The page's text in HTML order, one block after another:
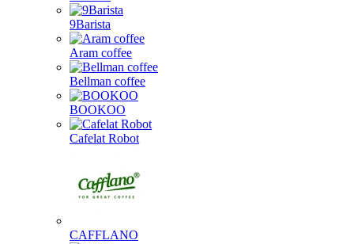
9Barista
Aram coffee
Bellman coffee
BOOKOO
Cafelat Robot
CAFFLANO